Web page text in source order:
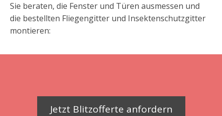
Sie beraten, die Fenster und Türen ausmessen und
die bestellten Fliegengitter und Insektenschutzgitter
montieren:
Jetzt Blitzofferte anfordern